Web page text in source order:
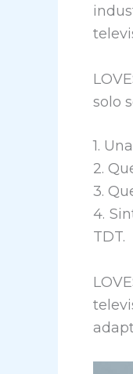
solo
1.
2.
3.
4.
TDT.